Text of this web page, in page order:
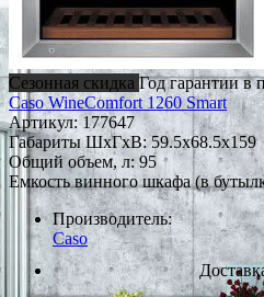
Сезонная скидка Год гарантии в
Caso WineComfort 1260 Smart
Артикул: 177647
Габариты ШxГxВ: 59.5x68.5x159
Общий объем, л: 95
Емкость винного шкафа (в
Производитель:
Caso